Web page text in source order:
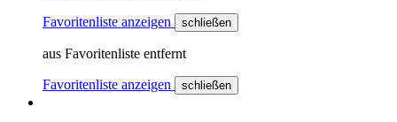
Favoritenliste anzeigen schließen
aus Favoritenliste entfernt
Favoritenliste anzeigen schließen